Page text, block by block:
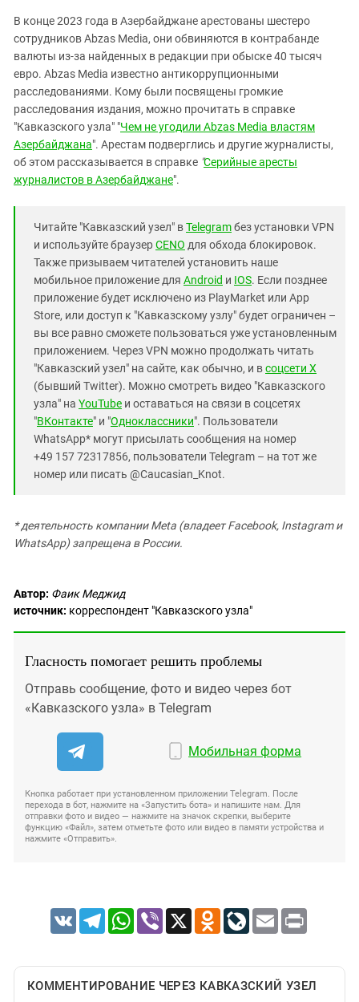
В конце 2023 года в Азербайджане арестованы шестеро
сотрудников Abzas Media, они обвиняются в контрабанде
валюты из-за найденных в редакции при обыске 40 тысяч
евро. Abzas Media известно антикоррупционными
расследованиями. Кому были посвящены громкие
расследования издания, можно прочитать в справке
"Кавказского узла" "Чем не угодили Abzas Media властям
Азербайджана". Арестам подверглись и другие журналисты,
об этом рассказывается в справке "Серийные аресты
журналистов в Азербайджане".
Читайте "Кавказский узел" вTelegramбез установки VPN
и используйте браузерCENO для обхода блокировок.
Также призываем читателей установить наше
мобильное приложение для Android и IOS. Если позднее
приложение будет исключено из PlayMarket или App
Store, или доступ к "Кавказскому узлу" будет ограничен –
вы все равно сможете пользоваться уже установленным
приложением. Через VPN можно продолжать читать
"Кавказский узел" на сайте, как обычно, и всоцсети X
(бывший Twitter). Можно смотреть видео "Кавказского
узла" на YouTube и оставаться на связи в соцсетях
"ВКонтакте" и "Одноклассники". Пользователи
WhatsApp* могут присылать сообщения на номер
+49 157 72317856, пользователи Telegram – на тот же
номер или писать @Caucasian_Knot.
* деятельность компании Meta (владеет Facebook, Instagram и
WhatsApp) запрещена в России.
Автор: Фаик Меджид
источник: корреспондент "Кавказского узла"
Гласность помогает решить проблемы
Отправь сообщение, фото и видео через бот
«Кавказского узла» в Telegram
Мобильная форма
Кнопка работает при установленном приложении Telegram. После
перехода в бот, нажмите на «Запустить бота» и напишите нам. Для
отправки фото и видео — нажмите на значок скрепки, выберите
функцию «Файл», затем отметьте фото или видео в памяти устройства и
нажмите «Отправить».
VK TelegramWhatsApp
Viber X Odnoklassniki
LiveJournal
Email Print
КОММЕНТИРОВАНИЕ ЧЕРЕЗ КАВКАЗСКИЙ УЗЕЛ